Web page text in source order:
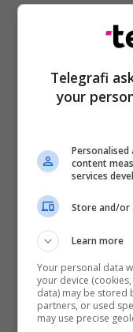
Telegrafi
your
content
services
Store and/or
Learn more
Your personal data
your device
data) may be stored
partners, or used
may use precise